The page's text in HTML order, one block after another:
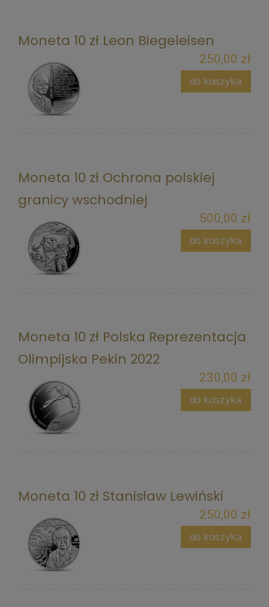
Moneta 10 zł Leon Biegeleisen
250,00 zł
do koszyka
Moneta 10 zł Ochrona polskiej
granicy wschodniej
500,00 zł
do koszyka
Moneta 10 zł Polska Reprezentacja
Olimpijska Pekin 2022
230,00 zł
do koszyka
Moneta 10 zł Stanisław Lewiński
250,00 zł
do koszyka